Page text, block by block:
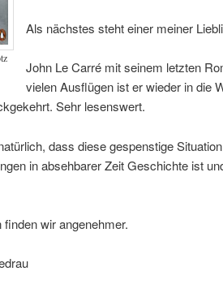
Als nächstes steht einer meiner
John Le Carré mit seinem letzten
vielen Ausflügen ist er wieder in die
Sehr lesenswert.
dass diese gespenstige
in absehbarer Zeit Geschichte ist
finden wir angenehmer.